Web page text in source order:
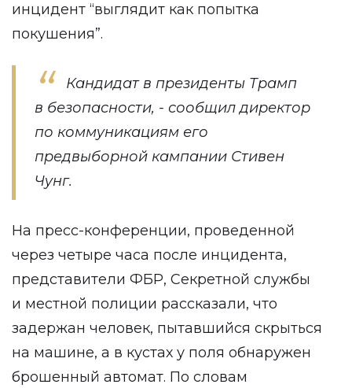
инцидент “выглядит как попытка
покушения”.
Кандидат в президенты Трамп
в безопасности, - сообщил директор
по коммуникациям его
предвыборной кампании Стивен
Чунг.
На пресс-конференции, проведенной
через четыре часа после инцидента,
представители ФБР, Секретной службы
и местной полиции рассказали, что
задержан человек, пытавшийся скрыться
на машине, а в кустах у поля обнаружен
брошенный автомат. По словам